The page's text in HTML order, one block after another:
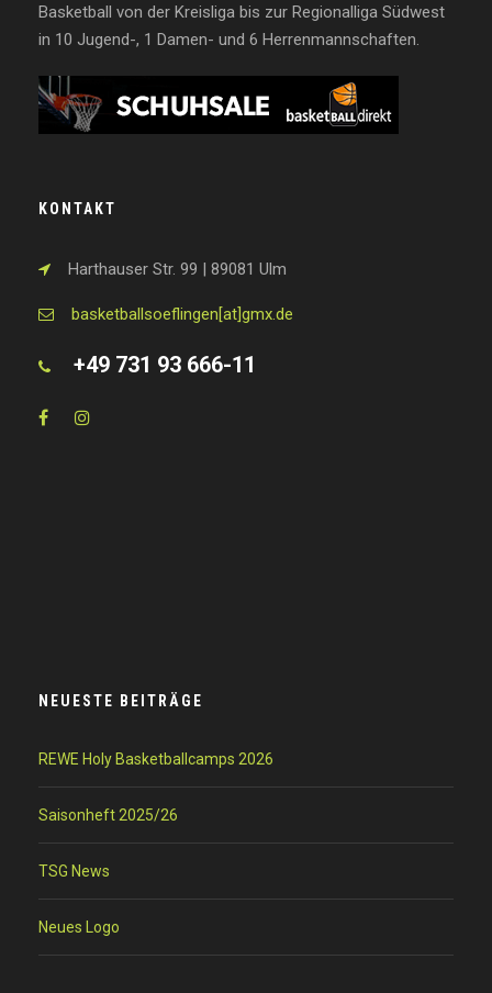
Basketball von der Kreisliga bis zur Regionalliga Südwest
in 10 Jugend-, 1 Damen- und 6 Herrenmannschaften.
KONTAKT
Harthauser Str. 99 | 89081 Ulm
basketballsoeflingen[at]gmx.de
+49 731 93 666-11
NEUESTE BEITRÄGE
REWE Holy Basketballcamps 2026
Saisonheft 2025/26
TSG News
Neues Logo